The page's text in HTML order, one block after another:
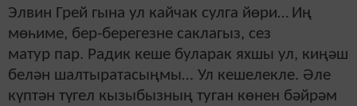
Элвин Грей гына ул кайчак сулга йөри… Иң
мөһиме, бер-берегезне саклагыз, сез
матур пар. Радик кеше буларак яхшы ул, киңәш
белән шалтыратасыңмы… Ул кешелекле. Әле
күптән түгел кызыбызның туган көнен бәйрәм